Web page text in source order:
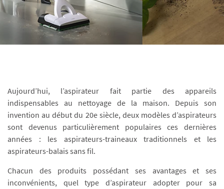
Aujourd’hui, l’aspirateur fait partie des appareils
indispensables au nettoyage de la maison. Depuis son
invention au début du 20e siècle, deux modèles d’aspirateurs
sont devenus particulièrement populaires ces dernières
années : les aspirateurs-traineaux traditionnels et les
aspirateurs-balais sans fil.
Chacun des produits possédant ses avantages et ses
inconvénients, quel type d’aspirateur adopter pour sa